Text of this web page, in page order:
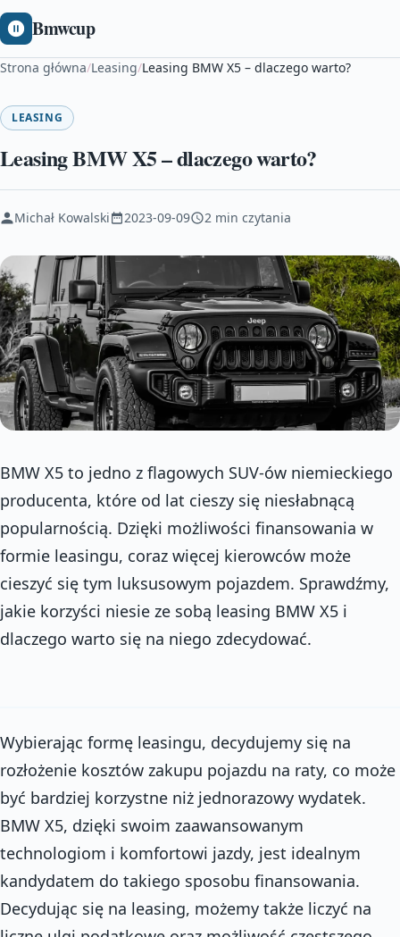
Bmwcup
Strona główna/Leasing/Leasing BMW X5 – dlaczego warto?
LEASING
Leasing BMW X5 – dlaczego warto?
Michał Kowalski 2023-09-09 2 min czytania
BMW X5 to jedno z flagowych SUV-ów niemieckiego
producenta, które od lat cieszy się niesłabnącą
popularnością. Dzięki możliwości finansowania w
formie leasingu, coraz więcej kierowców może
cieszyć się tym luksusowym pojazdem. Sprawdźmy,
jakie korzyści niesie ze sobą leasing BMW X5 i
dlaczego warto się na niego zdecydować.
Wybierając formę leasingu, decydujemy się na
rozłożenie kosztów zakupu pojazdu na raty, co może
być bardziej korzystne niż jednorazowy wydatek.
BMW X5, dzięki swoim zaawansowanym
technologiom i komfortowi jazdy, jest idealnym
kandydatem do takiego sposobu finansowania.
Decydując się na leasing, możemy także liczyć na